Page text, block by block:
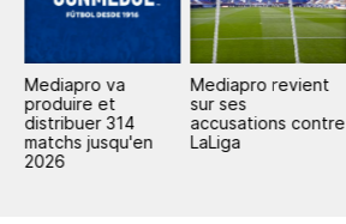
Mediapro va
produire et
distribuer 314
matchs jusqu'en
2026
Mediapro revient
sur ses
accusations contre
LaLiga